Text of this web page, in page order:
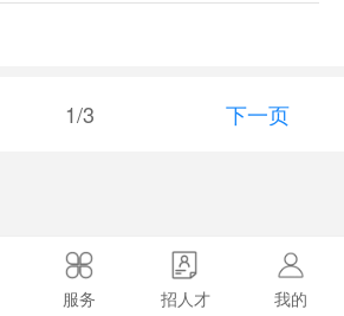
1/3 下一页
服务 招人才 我的